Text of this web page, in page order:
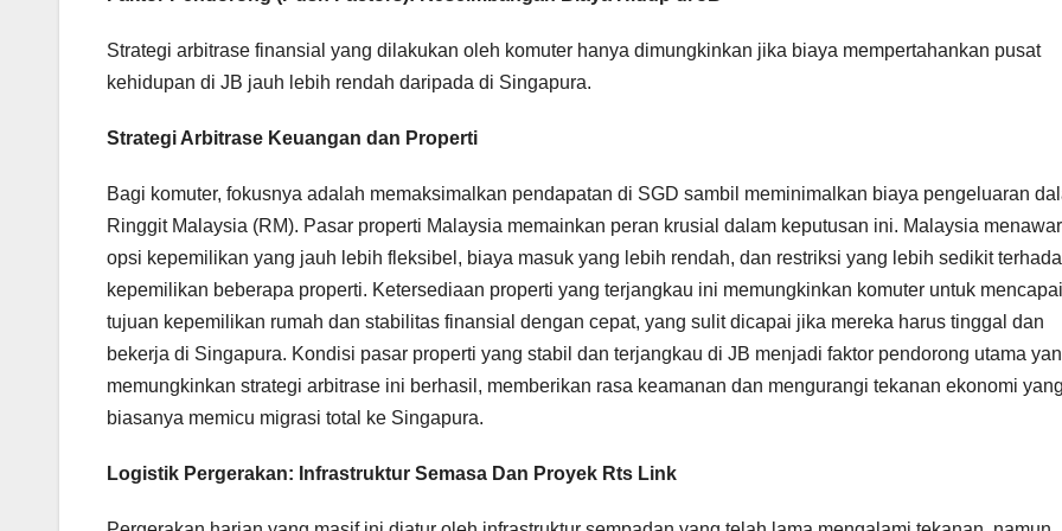
Strategi arbitrase finansial yang dilakukan oleh komuter hanya dimungkinkan jika biaya mempertahankan pusat
kehidupan di JB jauh lebih rendah daripada di Singapura.
Strategi Arbitrase Keuangan dan Properti
Bagi komuter, fokusnya adalah memaksimalkan pendapatan di SGD sambil meminimalkan biaya pengeluaran
Ringgit Malaysia (RM). Pasar properti Malaysia memainkan peran krusial dalam keputusan ini. Malaysia
opsi kepemilikan yang jauh lebih fleksibel, biaya masuk yang lebih rendah, dan restriksi yang lebih sedikit
kepemilikan beberapa properti. Ketersediaan properti yang terjangkau ini memungkinkan komuter untuk mencapai
tujuan kepemilikan rumah dan stabilitas finansial dengan cepat, yang sulit dicapai jika mereka harus tinggal dan
bekerja di Singapura. Kondisi pasar properti yang stabil dan terjangkau di JB menjadi faktor pendorong utama
memungkinkan strategi arbitrase ini berhasil, memberikan rasa keamanan dan mengurangi tekanan ekonomi yang
biasanya memicu migrasi total ke Singapura.
Logistik Pergerakan: Infrastruktur Semasa Dan Proyek Rts Link